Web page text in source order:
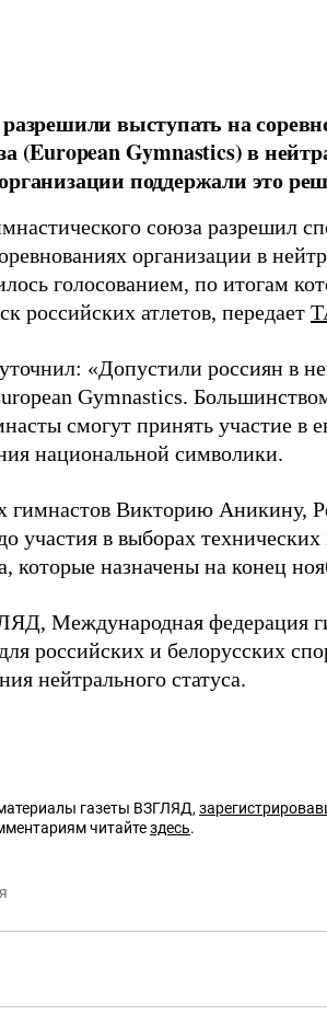
выступать на
(European Gymnastics) в
поддержали это
союза разрешил
организации в
голосованием, по итогам
российских атлетов, передает
«Допустили россиян в
Gymnastics.
смогут принять участие в
национальной символики.
Викторию Аникину,
участия в выборах
которые назначены на конец
Международная федерация
российских и белорусских
нейтрального статуса.
газеты ВЗГЛЯД,
читайтездесь.